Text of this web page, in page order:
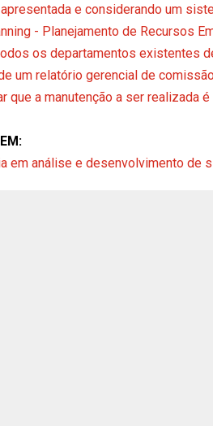
e considerando um
- Planejamento de Recursos
os departamentos existentes
um relatório gerencial de
que a manutenção a ser realizada é
em análise e desenvolvimento de